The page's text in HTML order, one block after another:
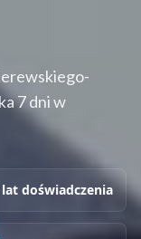
7 dni w
lat doświadczenia